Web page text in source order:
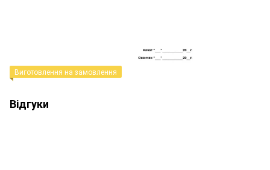
Виготовлення на замовлення
Відгуки